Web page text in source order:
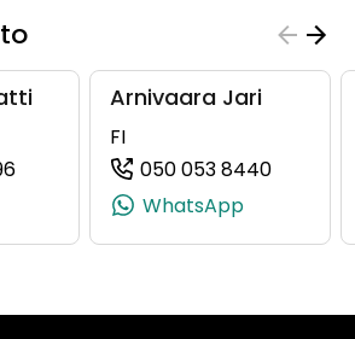
(+358409225696, 0409225696,
Arnivaara Jari
FI
050 053 8440
WhatsApp